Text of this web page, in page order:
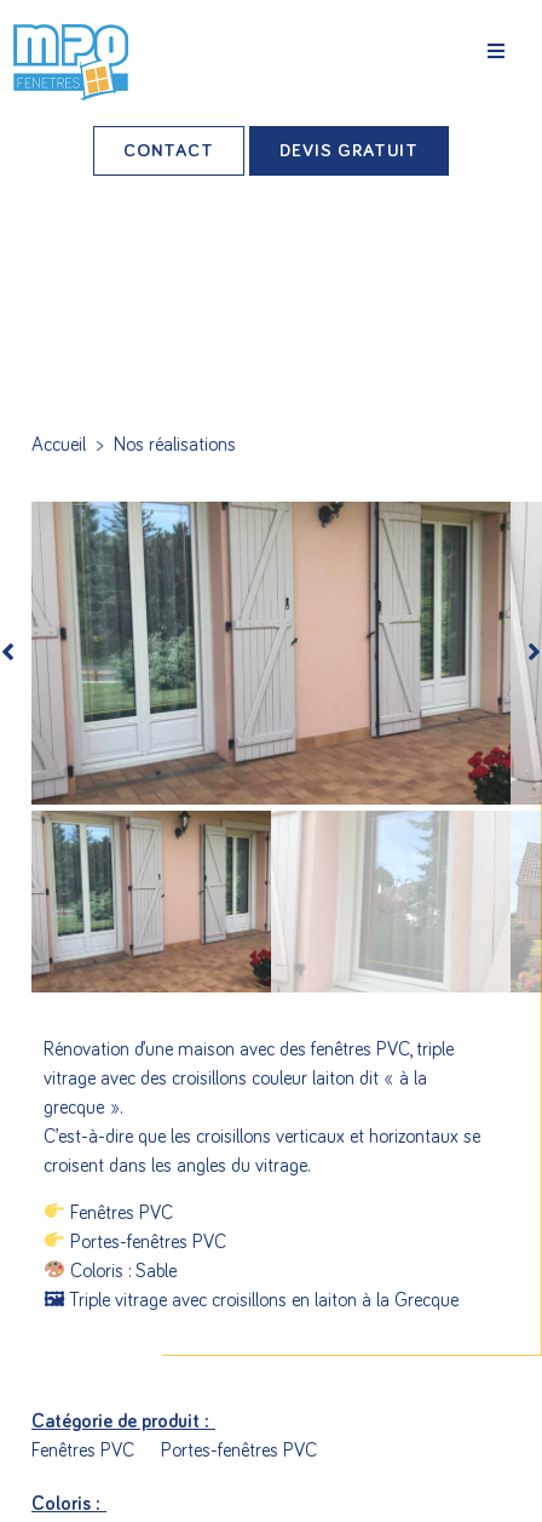
Nos agences
Nos produits
CONTACT DEVIS GRATUIT
Accueil > Nos réalisations
Rénovation d’une maison avec des fenêtres PVC, triple
vitrage avec des croisillons couleur laiton dit « à la
grecque ».
C’est-à-dire que les croisillons verticaux et horizontaux se
croisent dans les angles du vitrage.
Fenêtres PVC
Portes-fenêtres PVC
Coloris : Sable
🖼 Triple vitrage avec croisillons en laiton à la Grecque
Catégorie de produit :
Fenêtres PVC
Portes-fenêtres PVC
Coloris :